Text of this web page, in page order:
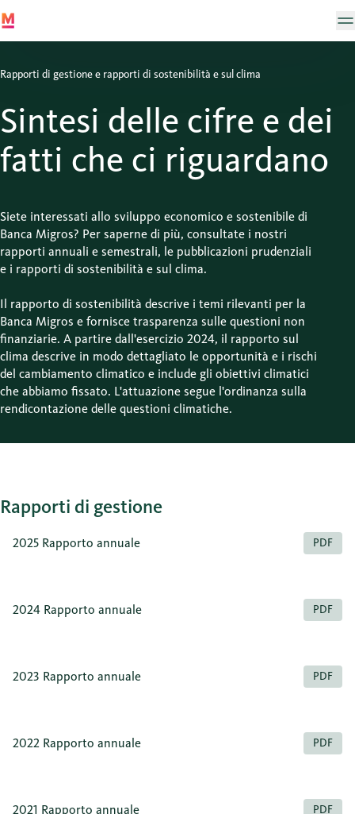
Rapporti di gestione e rapporti di sostenibilità e sul clima
Sintesi delle cifre e dei
fatti che ci riguardano
Siete interessati allo sviluppo economico e sostenibile di
Banca Migros? Per saperne di più, consultate i nostri
rapporti annuali e semestrali, le pubblicazioni prudenziali
e i rapporti di sostenibilità e sul clima.
Il rapporto di sostenibilità descrive i temi rilevanti per la
Banca Migros e fornisce trasparenza sulle questioni non
finanziarie. A partire dall'esercizio 2024, il rapporto sul
clima descrive in modo dettagliato le opportunità e i rischi
del cambiamento climatico e include gli obiettivi climatici
che abbiamo fissato. L'attuazione segue l'ordinanza sulla
rendicontazione delle questioni climatiche.
Rapporti di gestione
2025 Rapporto annuale PDF
2024 Rapporto annuale PDF
2023 Rapporto annuale PDF
2022 Rapporto annuale PDF
2021 Rapporto annuale PDF